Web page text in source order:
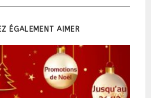
autre
autre
autre
ÉGALEMENT AIMER